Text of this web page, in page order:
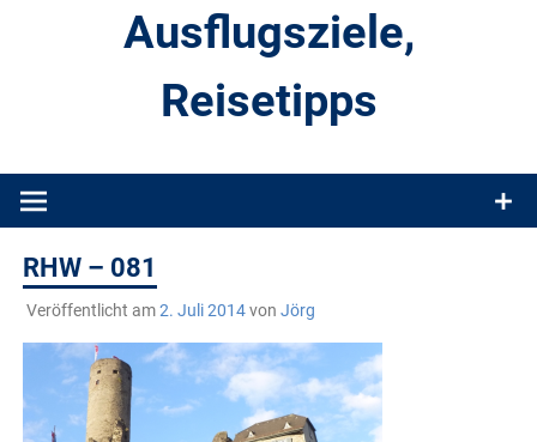
Ausflugsziele,
Reisetipps
Produkttests und Buchrezensionen. Ein Blog für alle, die gern
RHW – 081
Veröffentlicht am2. Juli 2014von Jörg